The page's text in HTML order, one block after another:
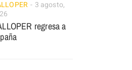
3 agosto,
regresa a